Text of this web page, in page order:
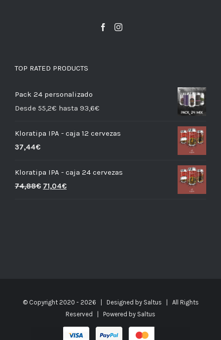
TOP RATED PRODUCTS
Pack 24 personalizado
Desde 55,2€ hasta 93,6€
Kloratipa IPA - caja 12 cervezas
37,44€
Kloratipa IPA - caja 24 cervezas
74,88€ 71,04€
© Copyright 2020 - 2026 | Designed by Saltus | All Rights
Reserved | Powered by Saltus